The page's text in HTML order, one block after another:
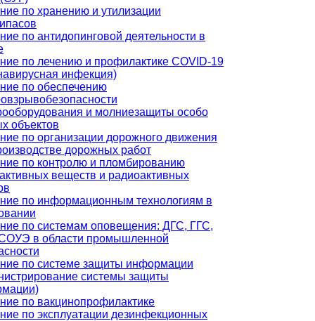
по хранению и утилизации
по антидопинговой деятельности в
по лечению и профилактике COVID-19
инфекция)
по обеспечению
и молниезащиты особо
объектов
по организации дорожного движения
дорожных работ
по контролю и пломбированию
веществ и радиоактивных
по информационным технологиям в
по системам оповещения: ДГС, ГГС,
в области промышленной
по системе защиты информации
системы защиты
по вакцинопрофилактике
по эксплуатации дезинфекционных